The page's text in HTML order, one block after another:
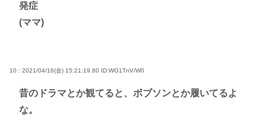
発症
(ママ)
10 : 2021/04/16(金) 15:21:19.80 ID:WG1TnV/W0
昔のドラマとか観てると、ボブソンとか履いてるよ
な。